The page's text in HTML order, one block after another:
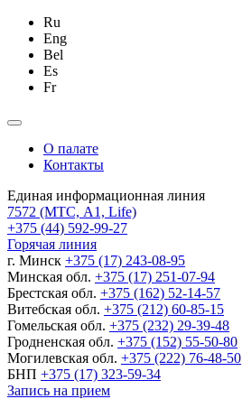
Ru
Eng
Bel
Es
Fr
О палате
Контакты
Единая информационная линия
7572 (МТС, A1, Life)
+375 (44) 592-99-27
Горячая линия
г. Минск +375 (17) 243-08-95
Минская обл. +375 (17) 251-07-94
Брестская обл. +375 (162) 52-14-57
Витебская обл. +375 (212) 60-85-15
Гомельская обл. +375 (232) 29-39-48
Гродненская обл. +375 (152) 55-50-80
Могилевская обл. +375 (222) 76-48-50
БНП +375 (17) 323-59-34
Запись на прием